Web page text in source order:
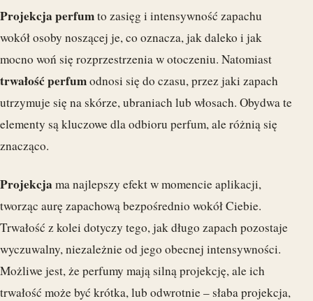
Projekcja perfumto zasięg i intensywność zapachu
wokół osoby noszącej je, co oznacza, jak daleko i jak
mocno woń się rozprzestrzenia w otoczeniu. Natomiast
trwałość perfumodnosi się do czasu, przez jaki zapach
utrzymuje się na skórze, ubraniach lub włosach. Obydwa te
elementy są kluczowe dla odbioru perfum, ale różnią się
znacząco.
Projekcja ma najlepszy efekt w momencie aplikacji,
tworząc aurę zapachową bezpośrednio wokół Ciebie.
Trwałość z kolei dotyczy tego, jak długo zapach pozostaje
wyczuwalny, niezależnie od jego obecnej intensywności.
Możliwe jest, że perfumy mają silną projekcję, ale ich
trwałość może być krótka, lub odwrotnie – słaba projekcja,